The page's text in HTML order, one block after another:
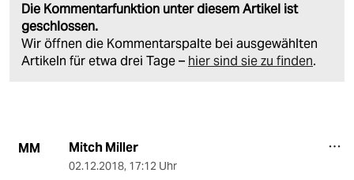
Die Kommentarfunktion unter diesem Artikel ist
geschlossen.
Wir öffnen die Kommentarspalte bei ausgewählten
Artikeln für etwa drei Tage – hier sind sie zu finden.
MM Mitch Miller
02.12.2018, 17:12 Uhr